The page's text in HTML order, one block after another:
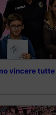
vincere